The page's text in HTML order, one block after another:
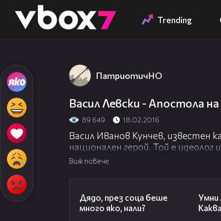
👾 Trending
ПатриотичНО
Васил Левски - Апостола
89 649 18.02.2016
Васил Иванов Кунчев, известен
национален герой. Той е идеолог
национална революция,
заради организирането и
за освобождаване на България
страната и създава частни
подготвят обща революция.
Виж повече
Дядо, през соца беше
много яко, нали?
Умни